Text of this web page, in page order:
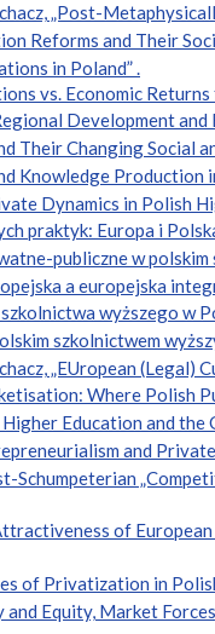
„Post-
Reforms and Their
in Poland” .
vs. Economic
Development and
Their Changing Social
Knowledge Production
Dynamics in Polish
praktyk: Europa i
publiczne w
a europejska
wyższego w
szkolnictwem
„EUropean (Legal)
Where Polish
Education and the
and
Schumpeterian
of
of Privatization in
Equity, Market